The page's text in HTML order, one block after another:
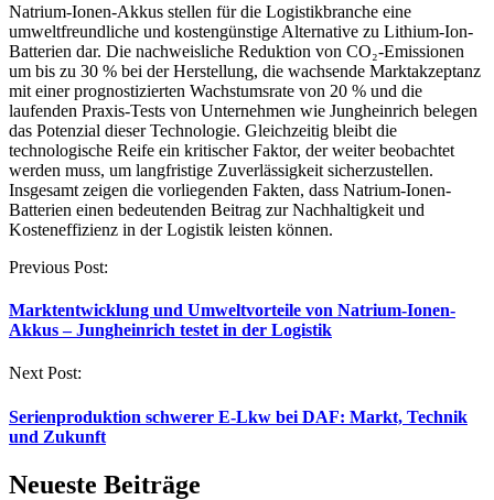
Natrium-Ionen-Akkus stellen für die Logistikbranche eine
umweltfreundliche und kostengünstige Alternative zu Lithium-Ion-
Batterien dar. Die nachweisliche Reduktion von CO₂-Emissionen
um bis zu 30 % bei der Herstellung, die wachsende Marktakzeptanz
mit einer prognostizierten Wachstumsrate von 20 % und die
laufenden Praxis-Tests von Unternehmen wie Jungheinrich belegen
das Potenzial dieser Technologie. Gleichzeitig bleibt die
technologische Reife ein kritischer Faktor, der weiter beobachtet
werden muss, um langfristige Zuverlässigkeit sicherzustellen.
Insgesamt zeigen die vorliegenden Fakten, dass Natrium-Ionen-
Batterien einen bedeutenden Beitrag zur Nachhaltigkeit und
Kosteneffizienz in der Logistik leisten können.
Post
Previous Post:
Marktentwicklung und Umweltvorteile von Natrium-Ionen-
Akkus – Jungheinrich testet in der Logistik
Next Post:
Serienproduktion schwerer E-Lkw bei DAF: Markt, Technik
und Zukunft
Neueste Beiträge